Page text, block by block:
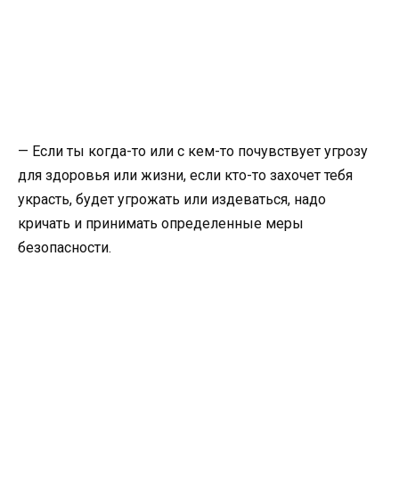
— Если ты когда-то или с кем-то почувствует угрозу
для здоровья или жизни, если кто-то захочет тебя
украсть, будет угрожать или издеваться, надо
кричать и принимать определенные меры
безопасности.